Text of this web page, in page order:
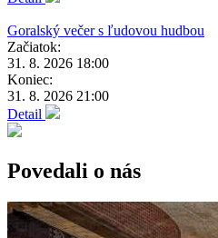
Goralský večer s ľudovou hudbou
Začiatok:
31. 8. 2026 18:00
Koniec:
31. 8. 2026 21:00
Detail
Povedali o nás